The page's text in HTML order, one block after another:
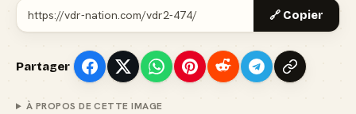
🔗 Copier
Partager
À PROPOS DE CETTE IMAGE